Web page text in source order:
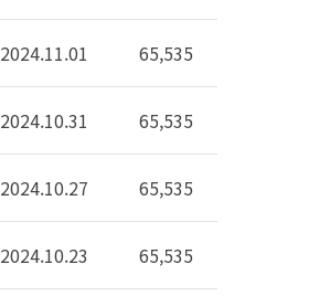
2024.11.01 65,535
2024.10.31 65,535
2024.10.27 65,535
2024.10.23 65,535